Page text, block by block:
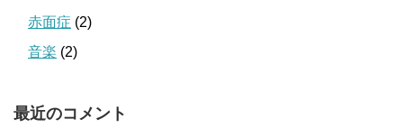
赤面症 (2)
音楽 (2)
最近のコメント